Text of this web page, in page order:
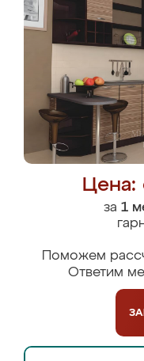
Цена:
за 1
Поможем
Ответим